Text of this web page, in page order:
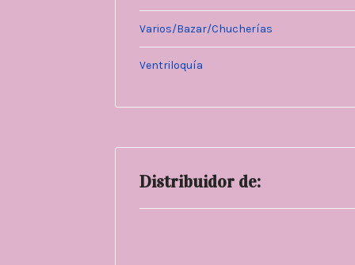
Varios/Bazar/Chucherías
Ventriloquía
Distribuidor de: